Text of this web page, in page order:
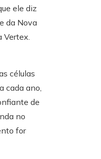
ele diz
da Nova
Vertex.
células
cada ano,
de
no
for